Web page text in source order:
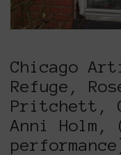
Chicago
Refuge,
Pritchett,
Anni Holm,